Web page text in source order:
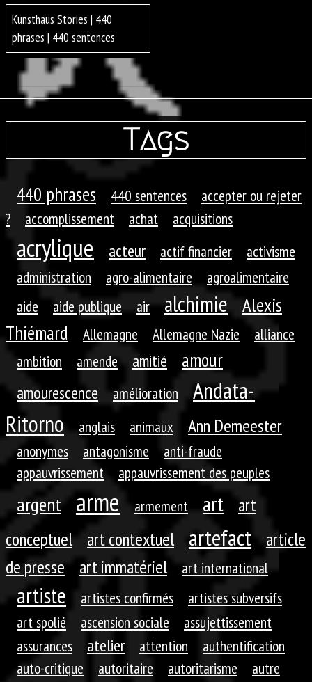
Kunsthaus Stories | 440
phrases | 440 sentences
Tags
440 phrases 440 sentences
accepter ou rejeter
?
accomplissement achat acquisitions
acrylique acteur actif financier
activisme
administration
agro-alimentaire
agroalimentaire
aide
aide publique air alchimie
Alexis
Thiémard
Allemagne Allemagne Nazie
alliance
ambition
amende amitié amour
amourescence amélioration
Andata-
Ritorno
anglais animaux Ann Demeester
anonymes antagonisme
anti-fraude
appauvrissement
appauvrissement des peuples
argent arme armement art
art
conceptuel
art contextuel artefact
article
de presse
art immatériel art international
artiste artistes confirmés
artistes subversifs
art spolié
ascension sociale
assujettissement
assurances
atelier attention
authentification
auto-critique
autoritaire autoritarisme
autre